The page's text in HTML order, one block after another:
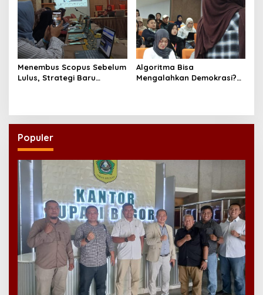
Menembus Scopus Sebelum
Lulus, Strategi Baru
Algoritma Bisa
Mengalahkan Demokrasi?
Populer